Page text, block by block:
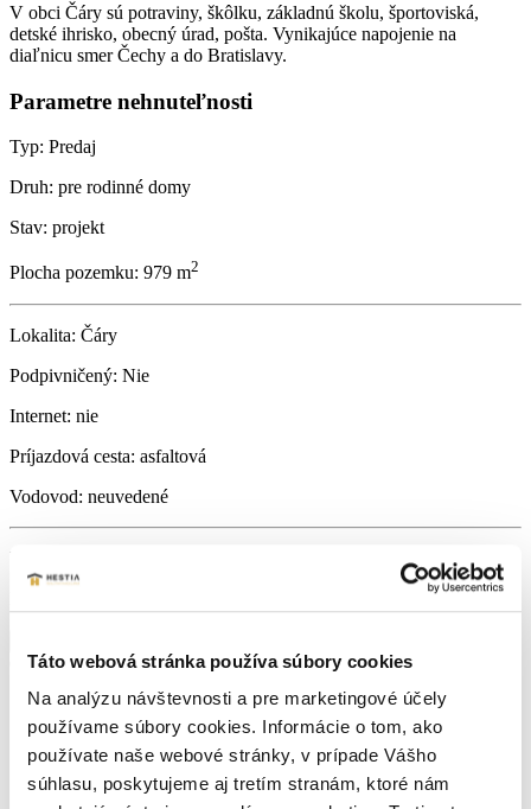
Táto webová stránka používa súbory cookies
Na analýzu návštevnosti a pre marketingové účely
používame súbory cookies. Informácie o tom, ako
používate naše webové stránky, v prípade Vášho
súhlasu, poskytujeme aj tretím stranám, ktoré nám
V obci Čáry sú potraviny, škôlku, základnú školu, športoviská,
detské ihrisko, obecný úrad, pošta. Vynikajúce napojenie na
diaľnicu smer Čechy a do Bratislavy.
Parametre nehnuteľnosti
Typ: Predaj
Druh: pre rodinné domy
Stav: projekt
Plocha pozemku: 979 m2
Lokalita: Čáry
Podpivničený: Nie
Internet: nie
Príjazdová cesta: asfaltová
Vodovod: neuvedené
Vlastníctvo:
Čáry Navigovať